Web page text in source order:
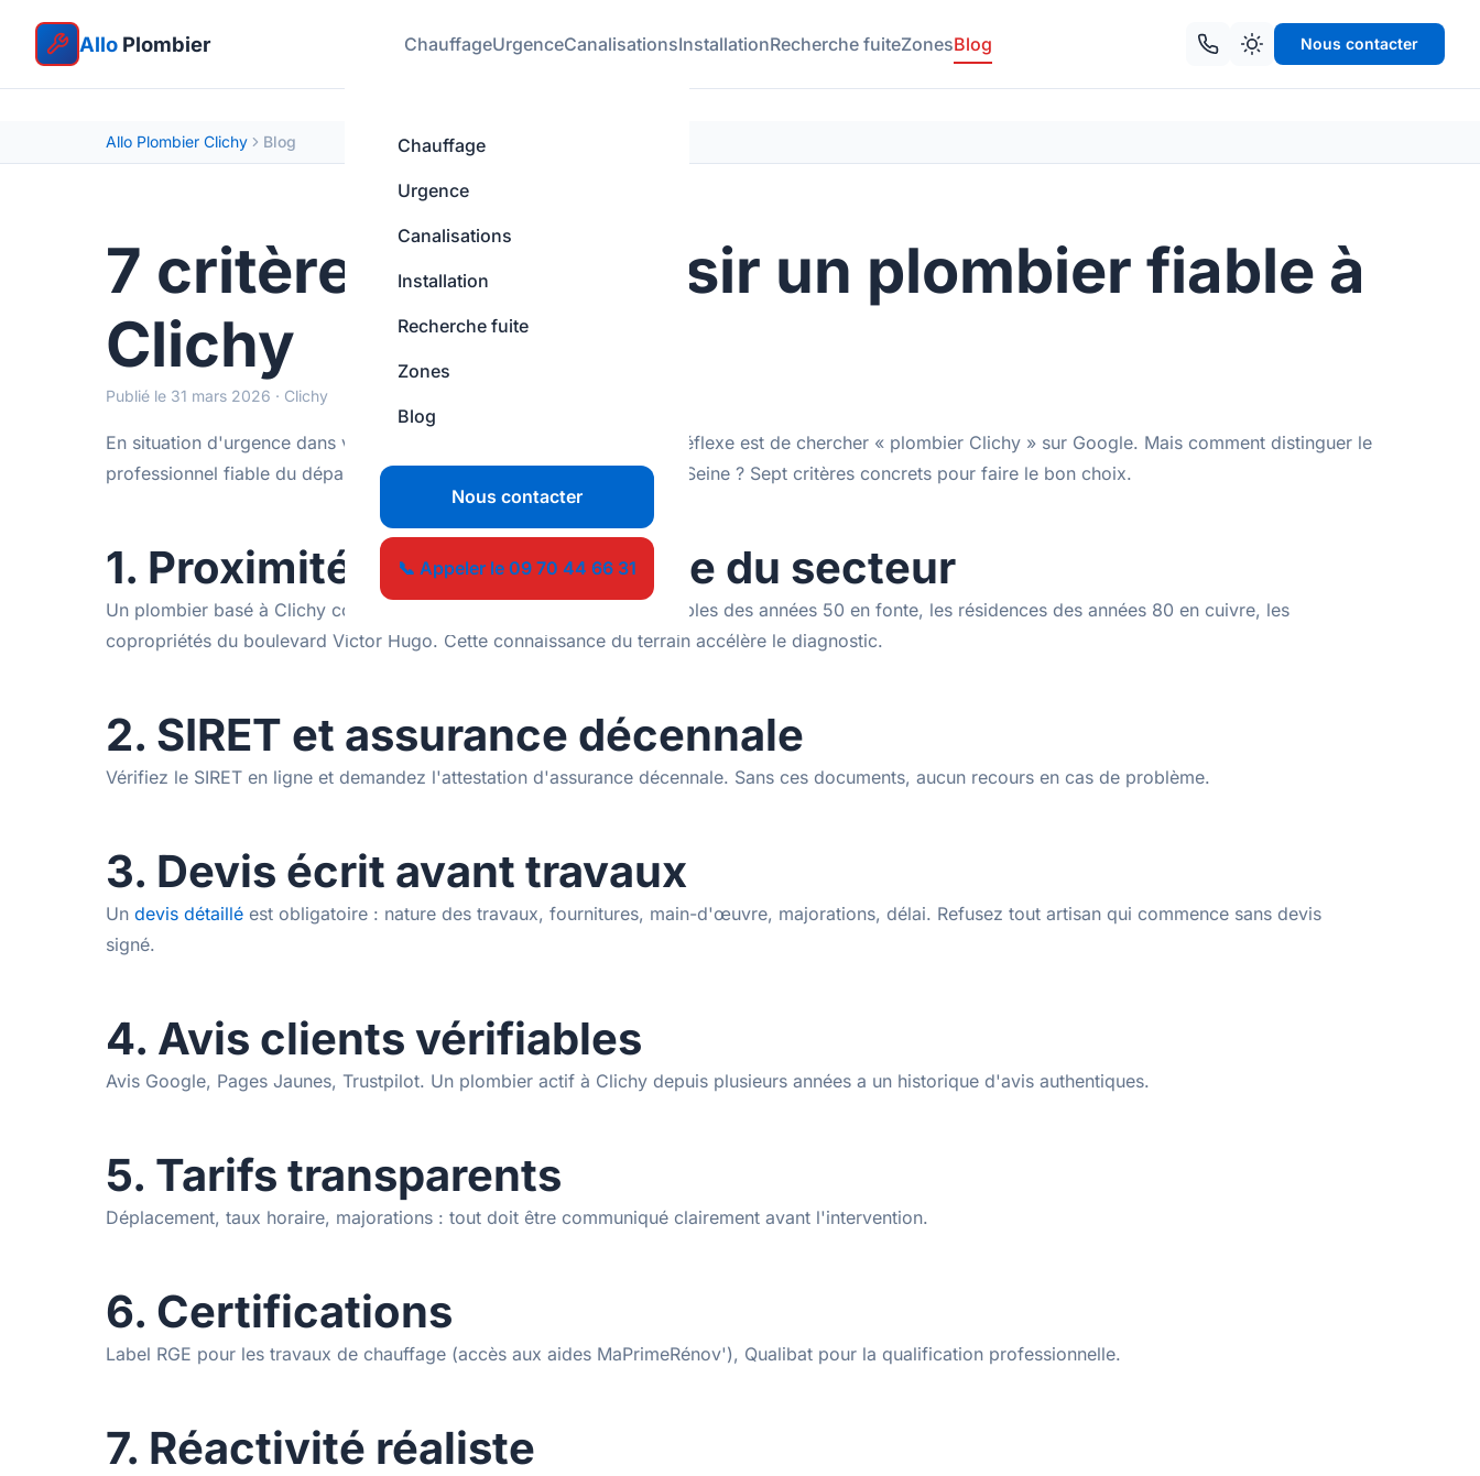
Allo Plombier ChauffageUrgenceCanalisationsInstallationRecherche fuiteZonesBlog Nous contacter
Chauffage
Urgence
Canalisations
Installation
Recherche fuite
Zones
Blog
Nous contacter
📞 Appeler le 09 70 44 66 31
Allo Plombier Clichy Blog
7 critères pour choisir un plombier fiable à
Clichy
Publié le 31 mars 2026 · Clichy
En situation d'urgence dans votre appartement de Clichy, le premier réflexe est de chercher « plombier Clichy » sur Google. Mais comment distinguer le
professionnel fiable du dépanneur peu scrupuleux dans les Hauts-de-Seine ? Sept critères concrets pour faire le bon choix.
1. Proximité et connaissance du secteur
Un plombier basé à Clichy connaît les spécificités locales : les immeubles des années 50 en fonte, les résidences des années 80 en cuivre, les
copropriétés du boulevard Victor Hugo. Cette connaissance du terrain accélère le diagnostic.
2. SIRET et assurance décennale
Vérifiez le SIRET en ligne et demandez l'attestation d'assurance décennale. Sans ces documents, aucun recours en cas de problème.
3. Devis écrit avant travaux
Un devis détaillé est obligatoire : nature des travaux, fournitures, main-d'œuvre, majorations, délai. Refusez tout artisan qui commence sans devis
signé.
4. Avis clients vérifiables
Avis Google, Pages Jaunes, Trustpilot. Un plombier actif à Clichy depuis plusieurs années a un historique d'avis authentiques.
5. Tarifs transparents
Déplacement, taux horaire, majorations : tout doit être communiqué clairement avant l'intervention.
6. Certifications
Label RGE pour les travaux de chauffage (accès aux aides MaPrimeRénov'), Qualibat pour la qualification professionnelle.
7. Réactivité réaliste